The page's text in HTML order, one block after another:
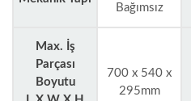
Bağımsız
Max. İş
Parçası
Boyutu
700 x 540 x
295mm